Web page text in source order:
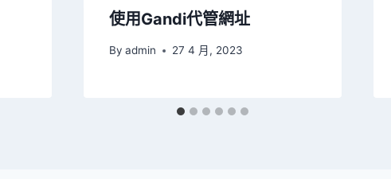
使用Gandi代管網址
By admin 27 4 月, 2023